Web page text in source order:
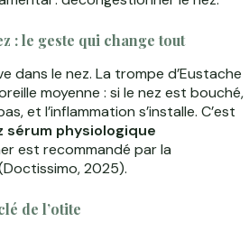
: le geste qui change tout
dans le nez. La trompe d’Eustache
moyenne : si le nez est bouché,
et l’inflammation s’installe. C’est
sérum physiologique
est recommandé par la
2025).
de l’otite